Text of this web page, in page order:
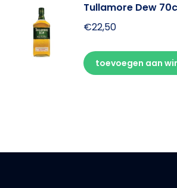
Tullamore Dew
€22,50
toevoegen aan